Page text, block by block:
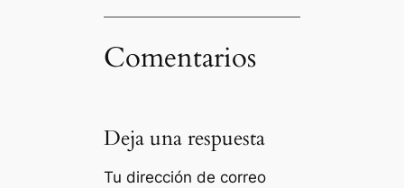
Comentarios
Deja una respuesta
Tu dirección de correo